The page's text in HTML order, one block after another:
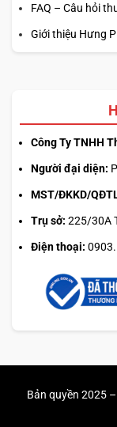
Song song với
mạnh nổi bật của
dữ liệu trên toàn
FAQ – Câu hỏi
Giới thiệu Hưng
Công Ty TNHH
Người đại diện:
MST/ĐKKD/
Trụ sở: 225/30A
Điện thoại:
Bản quyền 2025 –